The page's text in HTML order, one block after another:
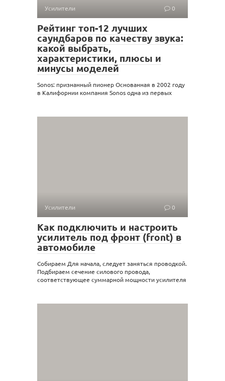
Усилители 0
Рейтинг топ-12 лучших
саундбаров по качеству звука:
какой выбрать,
характеристики, плюсы и
минусы моделей
Sonos: признанный пионер Основанная в 2002 году
в Калифорнии компания Sonos одна из первых
Усилители 0
Как подключить и настроить
усилитель под фронт (front) в
автомобиле
Собираем Для начала, следует заняться проводкой.
Подбираем сечение силового провода,
соответствующее суммарной мощности усилителя